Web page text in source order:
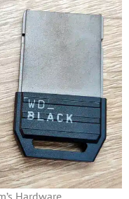
Hardware